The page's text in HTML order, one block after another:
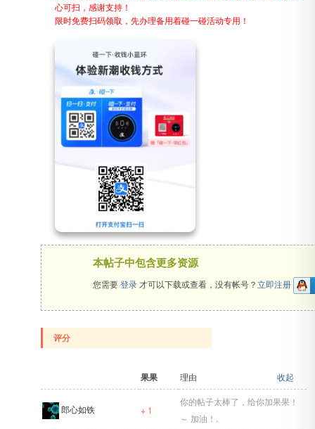
心可扫，感谢支持！
限时免费扫码领取，先办理备用着碰一碰活动专用！
本帖子中包含更多资源
您需要登录 才可以下载或查看，没有帐号？立即注册
评分
果果 收起
理由
郎心如铁 + 1
你的帖子太棒了，给你加果果！
～ 加油！.